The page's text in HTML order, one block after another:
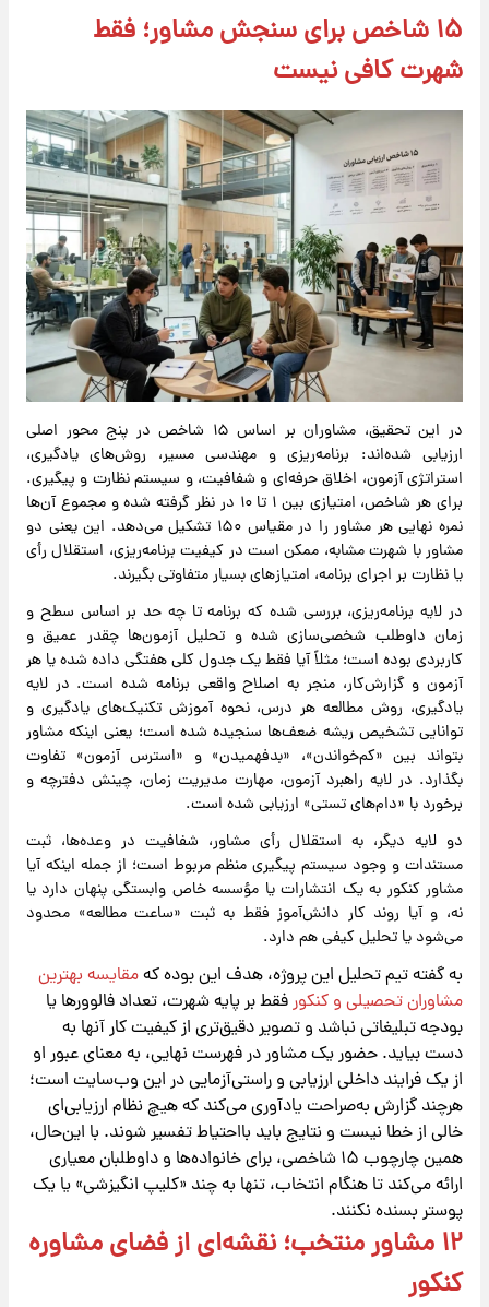
۱۵ شاخص برای سنجش مشاور؛ فقط
شهرت کافی نیست
در این تحقیق، مشاوران بر اساس ۱۵ شاخص در پنج محور اصلی
ارزیابی شده‌اند: برنامه‌ریزی و مهندسی مسیر، روش‌های یادگیری،
استراتژی آزمون، اخلاق حرفه‌ای و شفافیت، و سیستم نظارت و پیگیری.
برای هر شاخص، امتیازی بین ۱ تا ۱۰ در نظر گرفته شده و مجموع آن‌ها
نمره نهایی هر مشاور را در مقیاس ۱۵۰ تشکیل می‌دهد. این یعنی دو
مشاور با شهرت مشابه، ممکن است در کیفیت برنامه‌ریزی، استقلال رأی
یا نظارت بر اجرای برنامه، امتیازهای بسیار متفاوتی بگیرند.
در لایه برنامه‌ریزی، بررسی شده که برنامه تا چه حد بر اساس سطح و
زمان داوطلب شخصی‌سازی شده و تحلیل آزمون‌ها چقدر عمیق و
کاربردی بوده است؛ مثلاً آیا فقط یک جدول کلی هفتگی داده شده یا هر
آزمون و گزارش‌کار، منجر به اصلاح واقعی برنامه شده است. در لایه
یادگیری، روش مطالعه هر درس، نحوه آموزش تکنیک‌های یادگیری و
توانایی تشخیص ریشه ضعف‌ها سنجیده شده است؛ یعنی اینکه مشاور
بتواند بین «کم‌خواندن»، «بدفهمیدن» و «استرس آزمون» تفاوت
بگذارد. در لایه راهبرد آزمون، مهارت مدیریت زمان، چینش دفترچه و
برخورد با «دام‌های تستی» ارزیابی شده است.
دو لایه دیگر، به استقلال رأی مشاور، شفافیت در وعده‌ها، ثبت
مستندات و وجود سیستم پیگیری منظم مربوط است؛ از جمله اینکه آیا
مشاور کنکور به یک انتشارات یا مؤسسه خاص وابستگی پنهان دارد یا
نه، و آیا روند کار دانش‌آموز فقط به ثبت «ساعت مطالعه» محدود
می‌شود یا تحلیل کیفی هم دارد.
به گفته تیم تحلیل این پروژه، هدف این بوده کهمقایسه بهترین
مشاوران تحصیلی و کنکورفقط بر پایه شهرت، تعداد فالوورها یا
بودجه تبلیغاتی نباشد و تصویر دقیق‌تری از کیفیت کار آنها به
دست بیاید. حضور یک مشاور در فهرست نهایی، به معنای عبور او
از یک فرایند داخلی ارزیابی و راستی‌آزمایی در این وب‌سایت است؛
هرچند گزارش به‌صراحت یادآوری می‌کند که هیچ نظام ارزیابی‌ای
خالی از خطا نیست و نتایج باید با‌احتیاط تفسیر شوند. با این‌حال،
همین چارچوب ۱۵ شاخصی، برای خانواده‌ها و داوطلبان معیاری
ارائه می‌کند تا هنگام انتخاب، تنها به چند «کلیپ انگیزشی» یا یک
پوستر بسنده نکنند.
۱۲ مشاور منتخب؛ نقشه‌ای از فضای مشاوره
کنکور